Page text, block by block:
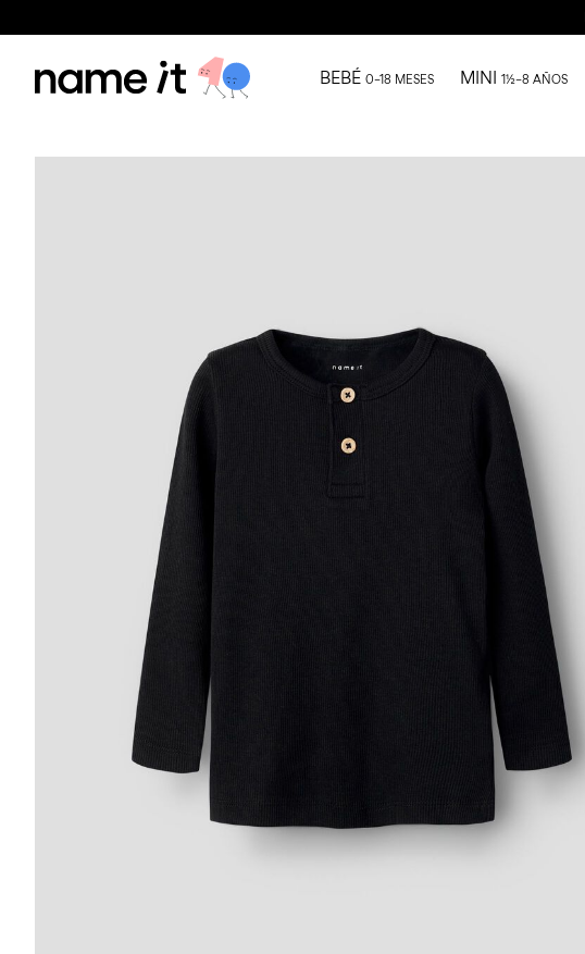
BEBÉ 0–18 MESES MINI 1½–8 AÑOS